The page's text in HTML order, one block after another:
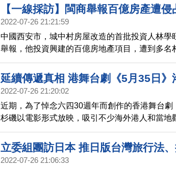
【一線採訪】閩商舉報百億房產遭侵
2022-07-26 21:21:59
中國西安市，城中村房屋改造的首批投資人林學
舉報，他投資興建的百億房地產項目，遭到多名
投訴無門，如今已經傾家蕩產。
延續傳遞真相 港舞台劇《5月35日》
2022-07-26 21:20:02
近期，為了悼念六四30週年而創作的香港舞台劇
杉磯以電影形式放映，吸引不少海外港人和當地
期許舞台劇能幫助香港，在海外繼續傳遞真相。
立委組團訪日本 推日版台灣旅行法、
台灣速速看
2022-07-26 21:06:33